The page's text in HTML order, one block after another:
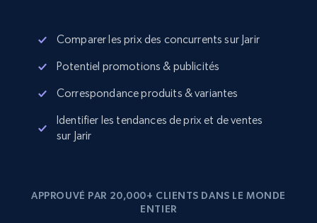
Comparer les prix des concurrents sur Jarir
Potentiel promotions & publicités
Correspondance produits & variantes
Identifier les tendances de prix et de ventes
sur Jarir
APPROUVÉ PAR 20,000+ CLIENTS DANS LE MONDE
ENTIER